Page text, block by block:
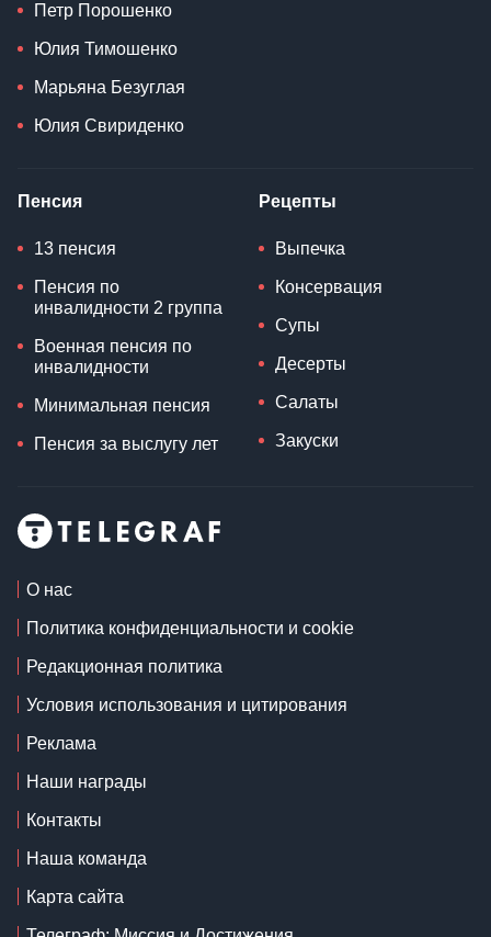
Петр Порошенко
Юлия Тимошенко
Марьяна Безуглая
Юлия Свириденко
Пенсия
13 пенсия
Пенсия по
инвалидности 2 группа
Военная пенсия по
инвалидности
Минимальная пенсия
Пенсия за выслугу лет
Рецепты
Выпечка
Консервация
Супы
Десерты
Салаты
Закуски
О нас
Политика конфиденциальности и cookie
Редакционная политика
Условия использования и цитирования
Реклама
Наши награды
Контакты
Наша команда
Карта сайта